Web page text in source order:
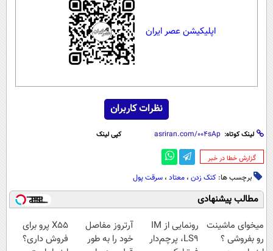
اپلیکیشن عصر ایران
نظرات کاربران
لینک کوتاه: کپی لینک
‌گزارش خطا در خبر
برچسب ها: کتک زدن ، معتاد ، سرقت پول
مطالب پیشنهادی
میخوای ماشینت
رو بفروشی ؟
رونمایی از IM
LS9، پرچم‌دار
آرتروز مفاصل
خود را به طور
X55 پرو برای
فروش داری؟